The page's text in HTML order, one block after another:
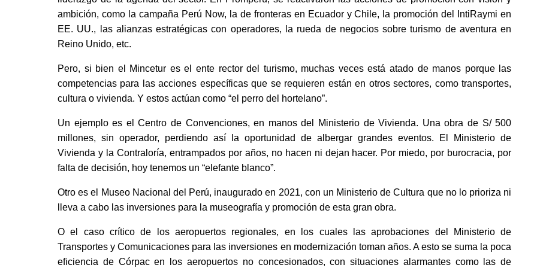
ambición, como la campaña Perú Now, la de fronteras en Ecuador y Chile, la promoción del IntiRaymi en
EE. UU., las alianzas estratégicas con operadores, la rueda de negocios sobre turismo de aventura en
Reino Unido, etc.
Pero, si bien el Mincetur es el ente rector del turismo, muchas veces está atado de manos porque las
competencias para las acciones específicas que se requieren están en otros sectores, como transportes,
cultura o vivienda. Y estos actúan como “el perro del hortelano”.
Un ejemplo es el Centro de Convenciones, en manos del Ministerio de Vivienda. Una obra de S/ 500
millones, sin operador, perdiendo así la oportunidad de albergar grandes eventos. El Ministerio de
Vivienda y la Contraloría, entrampados por años, no hacen ni dejan hacer. Por miedo, por burocracia, por
falta de decisión, hoy tenemos un “elefante blanco”.
Otro es el Museo Nacional del Perú, inaugurado en 2021, con un Ministerio de Cultura que no lo prioriza ni
lleva a cabo las inversiones para la museografía y promoción de esta gran obra.
O el caso crítico de los aeropuertos regionales, en los cuales las aprobaciones del Ministerio de
Transportes y Comunicaciones para las inversiones en modernización toman años. A esto se suma la poca
eficiencia de Córpac en los aeropuertos no concesionados, con situaciones alarmantes como las de